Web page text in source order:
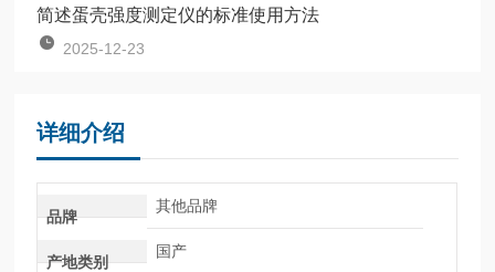
简述蛋壳强度测定仪的标准使用方法
2025-12-23
详细介绍
品牌
其他品牌
产地类别
国产